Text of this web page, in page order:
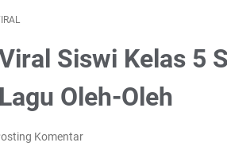
Siswi Kelas 5
Oleh-Oleh
Komentar